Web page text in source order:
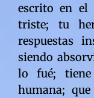
escrito en el
triste; tu
respuestas
siendo
lo fué;
humana;